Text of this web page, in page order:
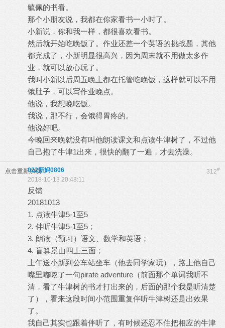
毓佩的书看。
那个小朋友说，我都在你家看书一小时了。
小新说，你和我一样，都很喜欢看书。
然后就开始吃晚饭了。作业还差一个英语的挑战题，其他
都完成了，小新明显很高兴，因为周末就不用做太多作
业，就可以放心玩了。
我叫小新以后周五晚上都在托管吃晚饭，这样就可以不用
饿肚子，可以写作业晚点。
他说，我想晚吃饭。
我说，那不行，会饿得胃疼的。
他说好吧。
今晚回来晚就没有叫他朗读课文和点读牛津树了，不过他
自己抱了牛津1出来，很快的翻了一遍，才去洗澡。
点击重新加载 312#
022新妈0806
2018-10-13 20:48:11
反馈
20181013
1. 点读牛津5-1至5
2. 伴听牛津5-1至5；
3. 朗读（预习）语文、数学和英语；
4. 盲算景山四上三面；
上午送小新到公车站坐车（他去同学家玩），路上他自己
嘴里嘟哝了一句pirate adventure（前面那个单词我听不
清，看了牛津树的书才打出来的，后面的那个我是听清楚
了），看来这段时间小范围重复伴听牛津树还是出效果
了。
我自己其实也跟着伴听了，有时候还忍不住把相应的牛津